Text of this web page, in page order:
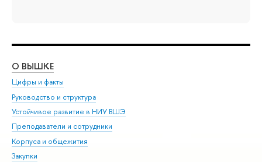
О ВЫШКЕ
Цифры и факты
Руководство и структура
Устойчивое развитие в НИУ ВШЭ
Преподаватели и сотрудники
Корпуса и общежития
Закупки